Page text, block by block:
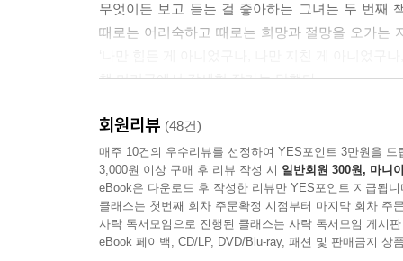
우리는 누구나 내가 가지지 못한 타인의 것을 부러
그런데 나는 그 많은 타인의 것들 중,
가 들어갈 수 있는 다른 길이 있는데도 그쪽은 왠
들은. 통행증이 있어서. 나도 그 통행증만 있었다
운동을 시작해야겠다.
아침에 조금 더 일찍 일어나야겠다.
내일은 조금 더 오래 앉아 있어야겠다.
무엇이든 보고 듣는 걸 좋아하는 그녀는 두 번째
때로는 어리숙하고 때로는 희망과 절망을 오가는
책 머리글에서 강세형 작가는 말했다.
사실 ‘다만, 조금 느릴 뿐’이라는.” 이 사실을 많은
“누구나 세상에서 가장 두려운 것 중 하나는 이것
안 아픈 척, 안 힘든 척, 다 괜찮은 척…
세상의 속도에 맞추기 위해, 그렇게 어른처럼 보이
당신에게 보내는 담담한 위안과 희망.
회원리뷰 (48건)
매주 10건의 우수리뷰를 선정하여 YES포인트 3만원을 드
3,000원 이상 구매 후 리뷰 작성 시 일반회원 300원, 마니
eBook은 다운로드 후 작성한 리뷰만 YES포인트 지급됩니
클래스는 첫번째 회차 주문확정 시점부터 마지막 회차 주
사락 독서모임으로 진행된 클래스는 사락 독서모임 게시
eBook 페이백, CD/LP, DVD/Blu-ray, 패션 및 판매금지 상